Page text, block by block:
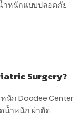
ำหนักแบบปลอดภัย
Surgery?
นัก Doodee Center
น้ำหนัก ผ่าตัด